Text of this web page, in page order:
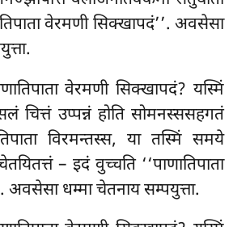
वेरमणी सिक्खापदं’’. अवसेसा
वेरमणी सिक्खापदं? यस्मिं
चित्तं उप्पन्नं होति सोमनस्ससहगतं
विरमन्तस्स, या तस्मिं समये
– इदं वुच्चति ‘‘पाणातिपाता
अवसेसा धम्मा चेतनाय सम्पयुत्ता.